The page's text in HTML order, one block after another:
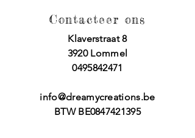
Contacteer ons
Klaverstraat 8
3920 Lommel
0495842471
info@dreamycreations.be
BTW BE0847421395